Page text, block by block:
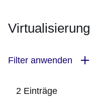
Virtualisierung
Filter anwenden
2 Einträge